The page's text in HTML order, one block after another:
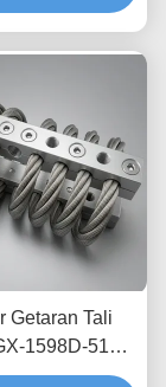
industri
Getaran Tali
1598D-515B
Kapasitas